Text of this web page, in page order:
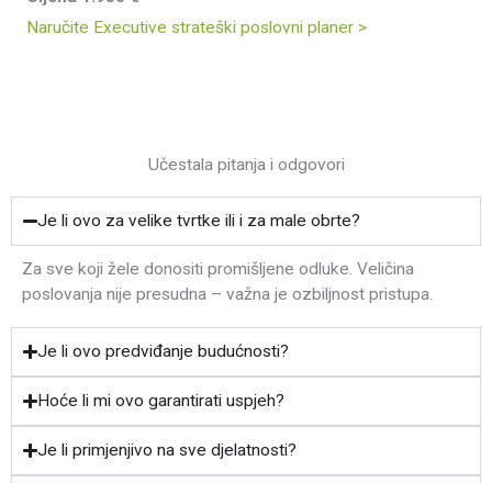
Naručite Executive strateški poslovni planer >
Učestala pitanja i odgovori
Je li ovo za velike tvrtke ili i za male obrte?
Za sve koji žele donositi promišljene odluke. Veličina
poslovanja nije presudna – važna je ozbiljnost pristupa.
Je li ovo predviđanje budućnosti?
Hoće li mi ovo garantirati uspjeh?
Je li primjenjivo na sve djelatnosti?